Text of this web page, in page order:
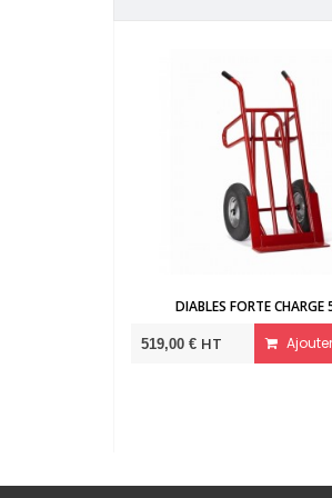
Ajouter au panier
DIABLE AVEC
259,00 € HT